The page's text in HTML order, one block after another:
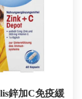
鋅加C免疫緩